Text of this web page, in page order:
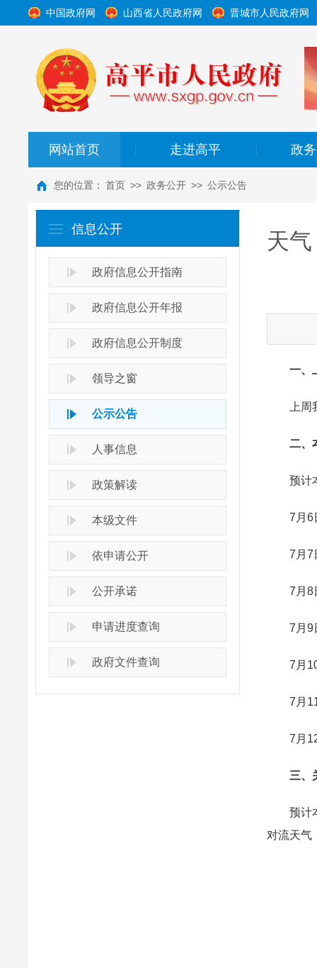
中国政府网 山西省人民政府网 晋城市人民政府网
网站首页 走进高平 政
您的位置： 首页 >> 政务公开 >> 公示公告
信息公开
政府信息公开指南
政府信息公开年报
政府信息公开制度
领导之窗
公示公告
人事信息
政策解读
本级文件
依申请公开
公开承诺
申请进度查询
政府文件查询
天
一、
上周我
二、
预计本
7月6日
7月7日
7月8日
7月9日
7月10
7月11
7月12
三、
预计本
对流天气